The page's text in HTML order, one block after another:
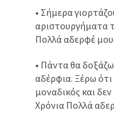
• Σήμερα
αριστουργήματα
Πολλά αδερφέ μου.
• Πάντα θα
αδέρφια. Ξέρω ότι
μοναδικός και
Χρόνια Πολλά